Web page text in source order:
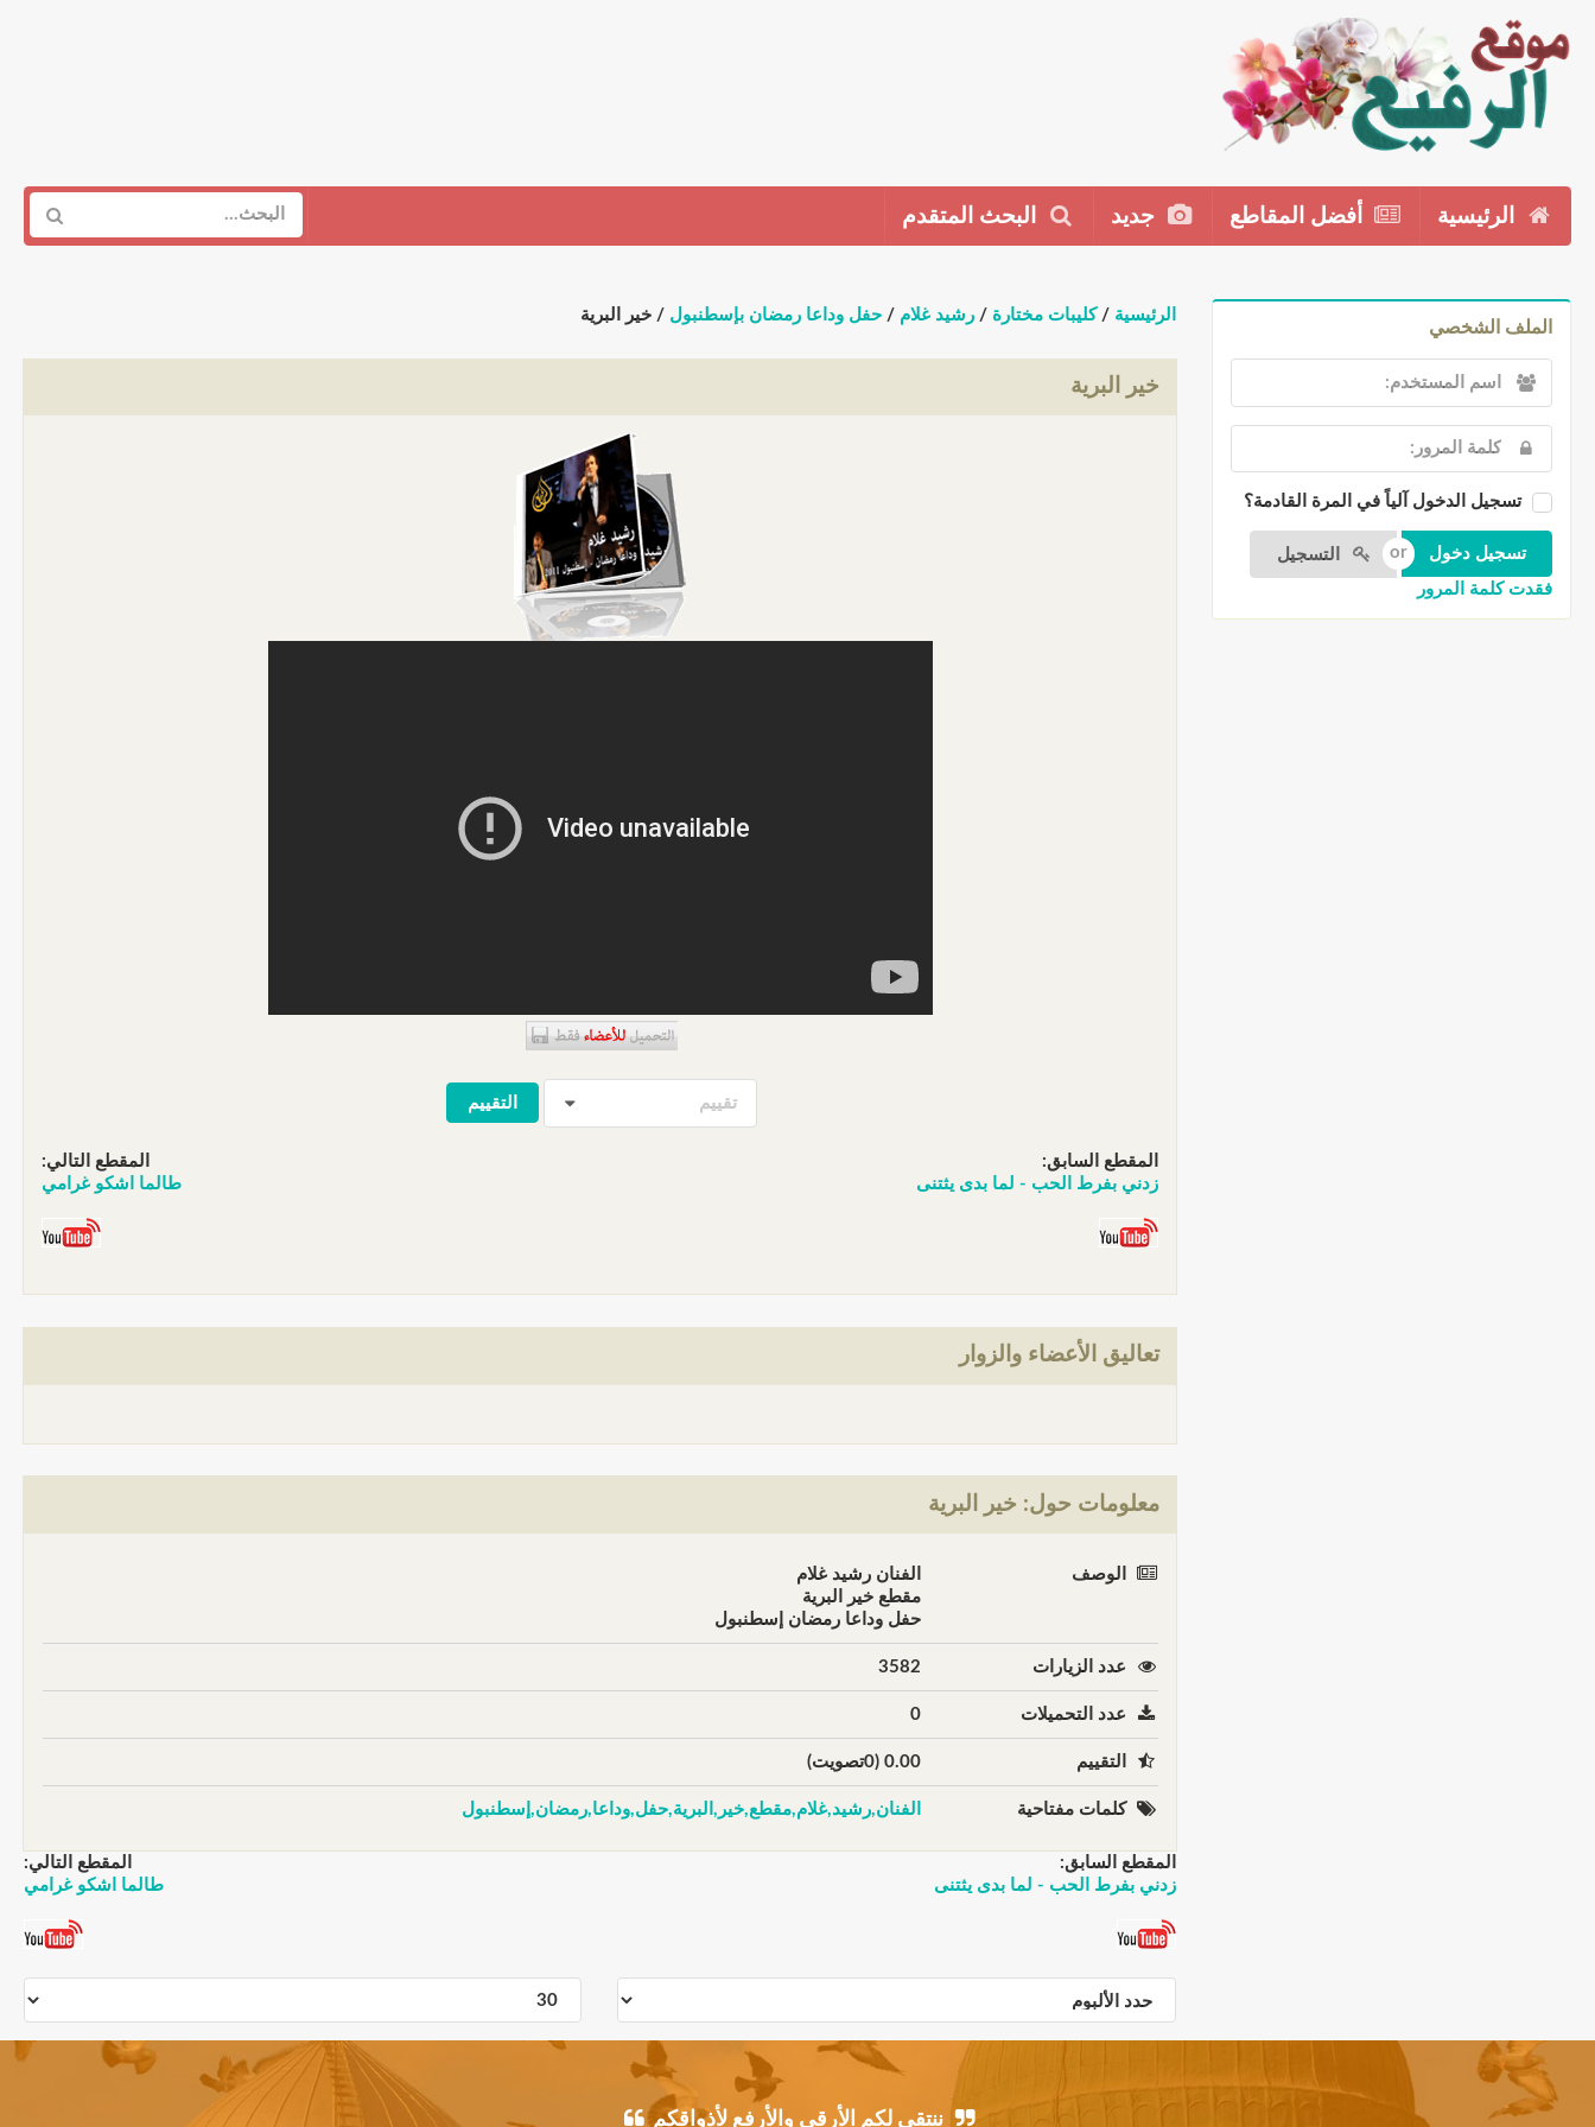
الرئيسية أفضل المقاطع جديد البحث المتقدم
الملف الشخصي
تسجيل الدخول آلياً في المرة القادمة؟
التسجيل
فقدت كلمة المرور
الرئيسية /كليبات مختارة /رشيد غلام /حفل وداعا رمضان بإسطنبول / خير البرية
خير البرية
تقييم
المقطع السابق:
زدني بفرط الحب - لما بدى يثتنى
المقطع التالي:
طالما اشكو غرامي
تعاليق الأعضاء والزوار
معلومات حول: خير البرية
الوصف
الفنان رشيد غلام
مقطع خير البرية
حفل وداعا رمضان إسطنبول
عدد الزيارات 3582
عدد التحميلات 0
التقييم 0.00 (0تصويت)
كلمات مفتاحية الفنان,رشيد,غلام,مقطع,خير,البرية,حفل,وداعا,رمضان,إسطنبول
المقطع السابق:
زدني بفرط الحب - لما بدى يثتنى
المقطع التالي:
طالما اشكو غرامي
ننتقي لكم الأرقى والأرفع لأذواقكم